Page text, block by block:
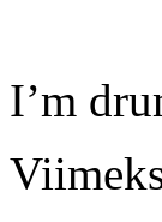
I’m